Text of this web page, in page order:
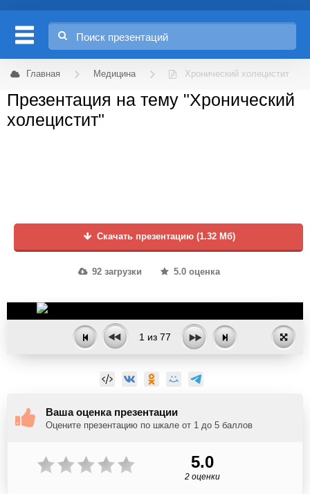
Главная Медицина Хронический холецистит
Презентация на тему "Хронический
холецистит"
Скачать презентацию (1.32 Мб)
92 загрузки 5.0 оценка
1 из 77
Ваша оценка презентации
Оцените презентацию по шкале от 1 до 5 баллов
5.0
2 оценки